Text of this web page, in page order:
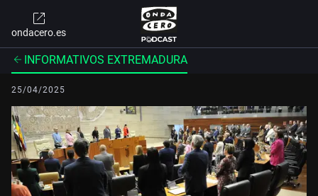
ondacero.es
INFORMATIVOS EXTREMADURA
25/04/2025